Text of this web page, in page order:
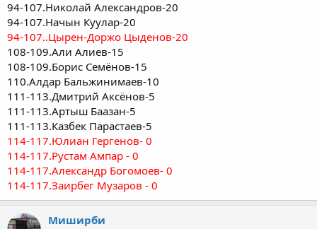
94-107.Николай Александров-20
94-107.Начын Куулар-20
94-107..Цырен-Доржо Цыденов-20
108-109.Али Алиев-15
108-109.Борис Семёнов-15
110.Алдар Бальжинимаев-10
111-113.Дмитрий Аксёнов-5
111-113.Артыш Баазан-5
111-113.Казбек Парастаев-5
114-117.Юлиан Гергенов- 0
114-117.Рустам Ампар - 0
114-117.Александр Богомоев- 0
114-117.Заирбег Музаров - 0
Миширби